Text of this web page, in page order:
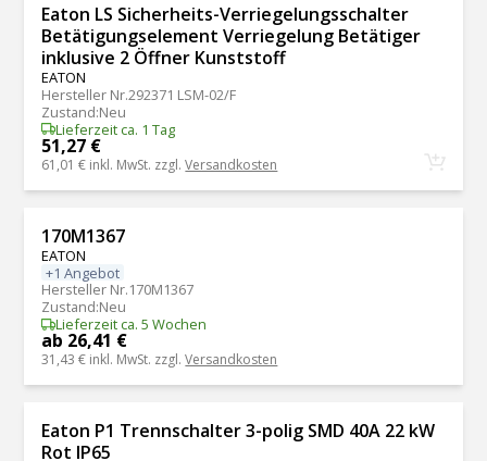
Eaton LS Sicherheits-Verriegelungsschalter
Betätigungselement Verriegelung Betätiger
inklusive 2 Öffner Kunststoff
EATON
Hersteller Nr.292371 LSM-02/F
Zustand:Neu
Lieferzeit ca. 1 Tag
51,27 €
61,01 € inkl. MwSt. zzgl.Versandkosten
170M1367
EATON
+1 Angebot
Hersteller Nr.170M1367
Zustand:Neu
Lieferzeit ca. 5 Wochen
ab 26,41 €
31,43 € inkl. MwSt. zzgl.Versandkosten
Eaton P1 Trennschalter 3-polig SMD 40A 22 kW
Rot IP65